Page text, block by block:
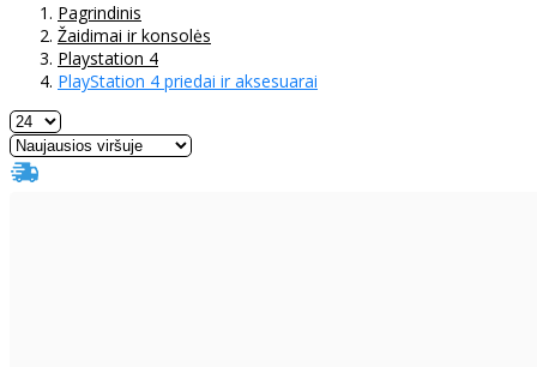
Pagrindinis
Žaidimai ir konsolės
Playstation 4
PlayStation 4 priedai ir aksesuarai